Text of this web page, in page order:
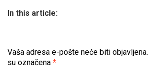
In this article:
Vaša adresa e-pošte neće biti objavljena.
su označena *